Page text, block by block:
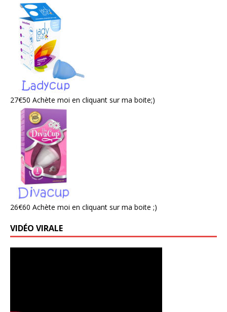
27€50 Achète moi en cliquant sur ma boite;)
26€60 Achète moi en cliquant sur ma boite ;)
VIDÉO VIRALE